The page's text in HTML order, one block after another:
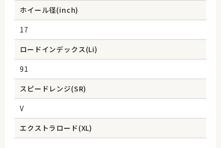
ホイール径(inch)
17
ロードインデックス(Li)
91
スピードレンジ(SR)
V
エクストラロード(XL)